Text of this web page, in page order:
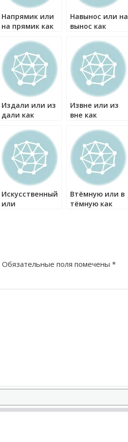
Напрямик или
на прямик как
Навынос или на
вынос как
Издали или из
дали как
Извне или из
вне как
Искусственный
или
Втёмную или в
тёмную как
Обязательные поля помечены *